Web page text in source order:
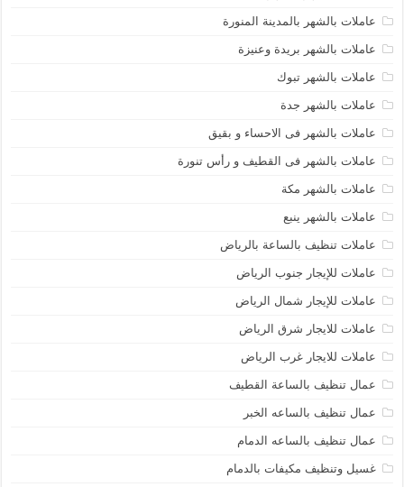
عاملات بالشهر بالمدينة المنورة
عاملات بالشهر بريدة وعنيزة
عاملات بالشهر تبوك
عاملات بالشهر جدة
عاملات بالشهر فى الاحساء و بقيق
عاملات بالشهر فى القطيف و رأس تنورة
عاملات بالشهر مكة
عاملات بالشهر ينبع
عاملات تنظيف بالساعة بالرياض
عاملات للإيجار جنوب الرياض
عاملات للإيجار شمال الرياض
عاملات للايجار شرق الرياض
عاملات للايجار غرب الرياض
عمال تنظيف بالساعة القطيف
عمال تنظيف بالساعه الخبر
عمال تنظيف بالساعه الدمام
غسيل وتنظيف مكيفات بالدمام